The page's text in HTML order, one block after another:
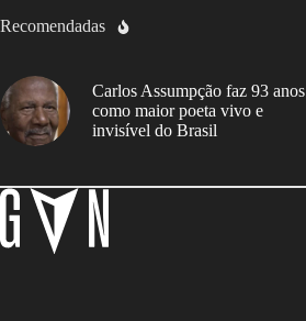
Recomendadas
Carlos Assumpção faz 93 anos
como maior poeta vivo e
invisível do Brasil